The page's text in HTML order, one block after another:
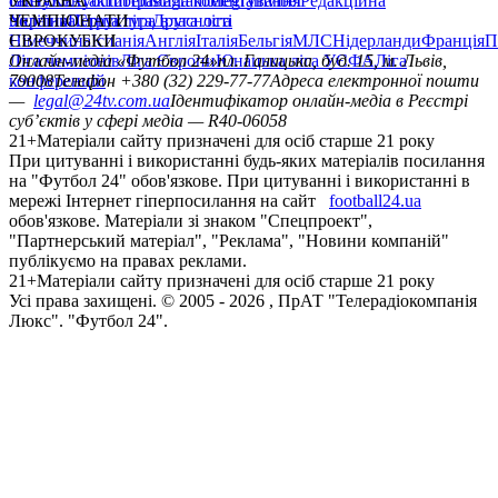
політикаСтруктура власності
УкраїнаПерша лігаДруга ліга
ЧЕМПІОНАТИ
НімеччинаІспаніяАнгліяІталіяБельгіяМЛСНідерландиФранція
ЄВРОКУБКИ
Ліга чемпіонівЛіга ЄвропиЮнацька ліга УЄФАЛіга
конференцій
Онлайн-медіа «Футбол 24»пл. Галицька, буд. 15, м. Львів,
79008Телефон +380 (32) 229-77-77Адреса електронної пошти
— legal@24tv.com.uaІдентифікатор онлайн-медіа в Реєстрі
суб’єктів у сфері медіа — R40-06058
21+Матеріали сайту призначені для осіб старше 21 року
При цитуванні і використанні будь-яких матеріалів посилання
на "Футбол 24" обов'язкове. При цитуванні і використанні в
мережі Інтернет гіперпосилання на сайт
football24.ua
обов'язкове. Матеріали зі знаком "Спецпроект",
"Партнерський матеріал", "Реклама", "Новини компаній"
публікуємо на правах реклами.
21+Матеріали сайту призначені для осіб старше 21 року
Усi права захищенi. © 2005 - 2026 , ПрАТ "Телерадіокомпанія
Люкс". "Футбол 24".